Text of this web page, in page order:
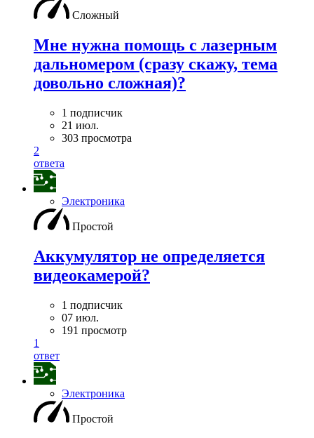
Сложный
Мне нужна помощь с лазерным
дальномером (сразу скажу, тема
довольно сложная)?
1 подписчик
21 июл.
303 просмотра
2
ответа
Электроника
Простой
Аккумулятор не определяется
видеокамерой?
1 подписчик
07 июл.
191 просмотр
1
ответ
Электроника
Простой